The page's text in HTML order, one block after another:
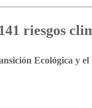
riesgos
Ecológica y el